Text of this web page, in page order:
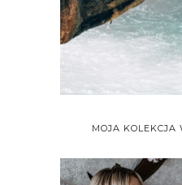
MOJA KOLEKCJA